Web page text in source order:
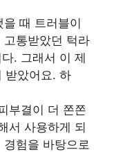
때 트러블이
통받았던 턱라
. 그래서 이 제
받았어요. 하
부결이 더 쫀쫀
서 사용하게 되
험을 바탕으로